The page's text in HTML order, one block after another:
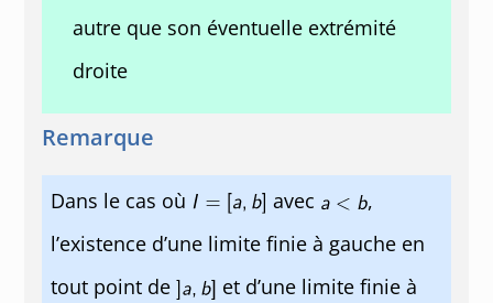
autre que son éventuelle extrémité
droite
Remarque
Dans le cas où avec
,
l’existence d’une limite finie à gauche en
tout point de
et d’une limite finie à